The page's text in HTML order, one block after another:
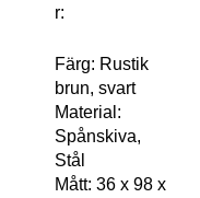
r:
Färg: Rustik
brun, svart
Material:
Spånskiva,
Stål
Mått: 36 x 98 x